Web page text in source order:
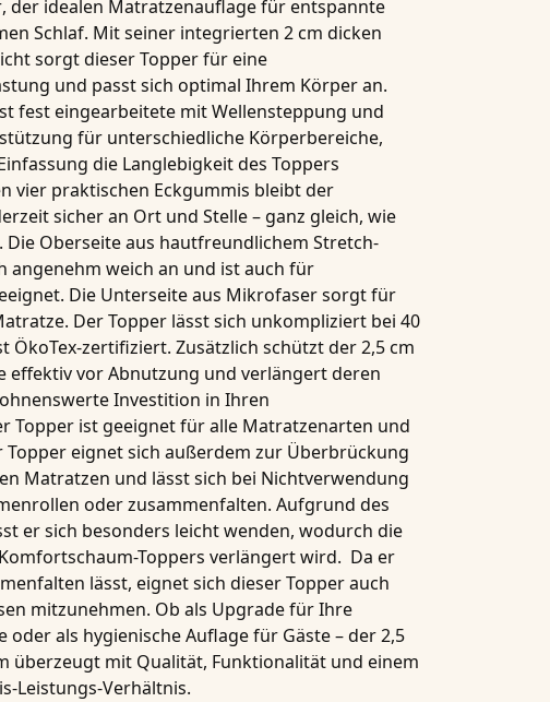
, der idealen Matratzenauflage für entspannte
Schlaf. Mit seiner integrierten 2 cm dicken
sorgt dieser Topper für eine
und passt sich optimal Ihrem Körper an.
fest eingearbeitete mitWellensteppung und
für unterschiedliche Körperbereiche,
die Langlebigkeit des Toppers
vier praktischen Eckgummis bleibt der
sicher an Ort und Stelle – ganz gleich, wie
Die Oberseite aus hautfreundlichem Stretch-
angenehm weich an und ist auch für
Die Unterseite aus Mikrofaser sorgt für
Der Topper lässt sich unkompliziert bei 40
ÖkoTex-zertifiziert. Zusätzlich schützt der2,5 cm
effektiv vor Abnutzung und verlängert deren
Investition in Ihren
Topper ist geeignet für alle Matratzenarten und
eignet sich außerdem zur Überbrückung
Matratzen und lässt sich bei Nichtverwendung
oder zusammenfalten. Aufgrund des
er sich besonders leicht wenden, wodurch die
Toppers verlängert wird. Da er
lässt, eignet sich dieser Topper auch
mitzunehmen. Ob als Upgrade für Ihre
oder als hygienische Auflage für Gäste – der2,5
überzeugt mit Qualität, Funktionalität und einem
Leistungs-Verhältnis.